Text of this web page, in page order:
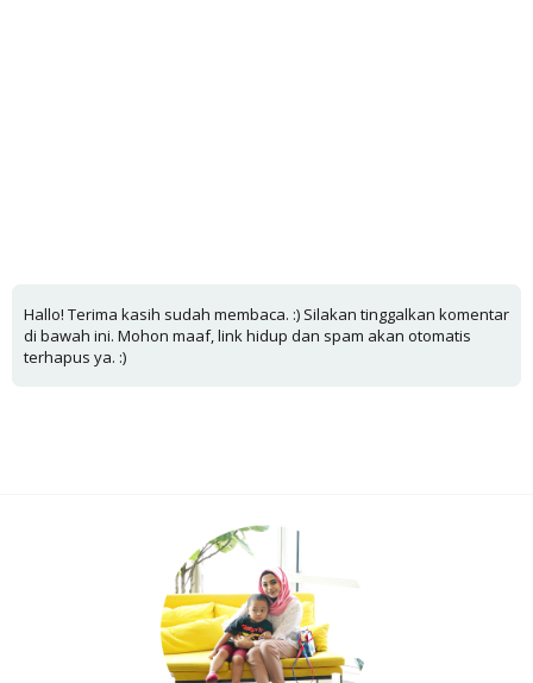
Hallo! Terima kasih sudah membaca. :) Silakan tinggalkan komentar
di bawah ini. Mohon maaf, link hidup dan spam akan otomatis
terhapus ya. :)